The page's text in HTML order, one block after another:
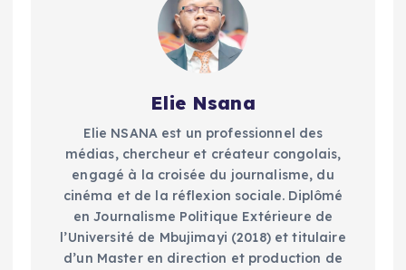
Elie Nsana
Elie NSANA est un professionnel des
médias, chercheur et créateur congolais,
engagé à la croisée du journalisme, du
cinéma et de la réflexion sociale. Diplômé
en Journalisme Politique Extérieure de
l’Université de Mbujimayi (2018) et titulaire
d’un Master en direction et production de